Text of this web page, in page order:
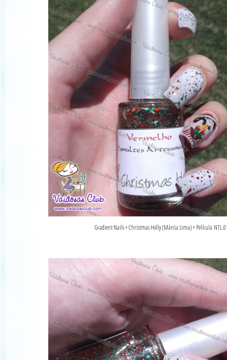
Gradient Nails + Christmas Holly (Márcia Lima) + Película